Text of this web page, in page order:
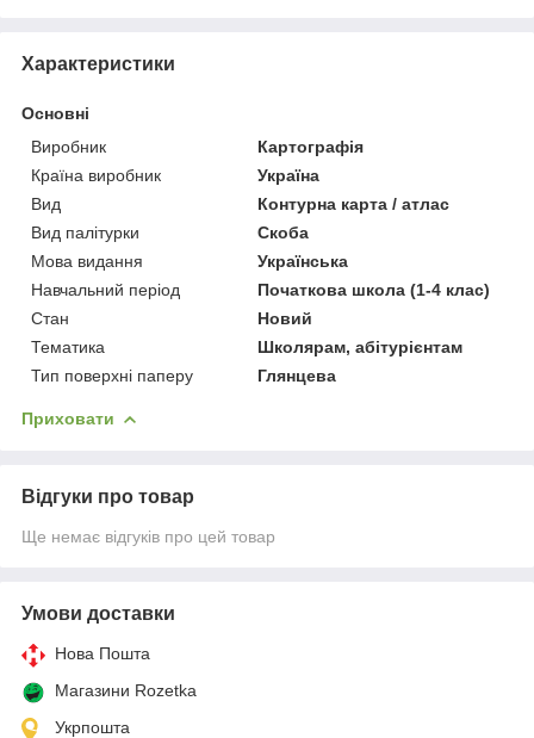
Характеристики
Основні
Виробник
Картографія
Країна виробник
Україна
Вид
Контурна карта / атлас
Вид палітурки
Скоба
Мова видання
Українська
Навчальний період
Початкова школа (1-4 клас)
Стан
Новий
Тематика
Школярам, абітурієнтам
Тип поверхні паперу
Глянцева
Приховати
Відгуки про товар
Ще немає відгуків про цей товар
Умови доставки
Нова Пошта
Магазини Rozetka
Укрпошта